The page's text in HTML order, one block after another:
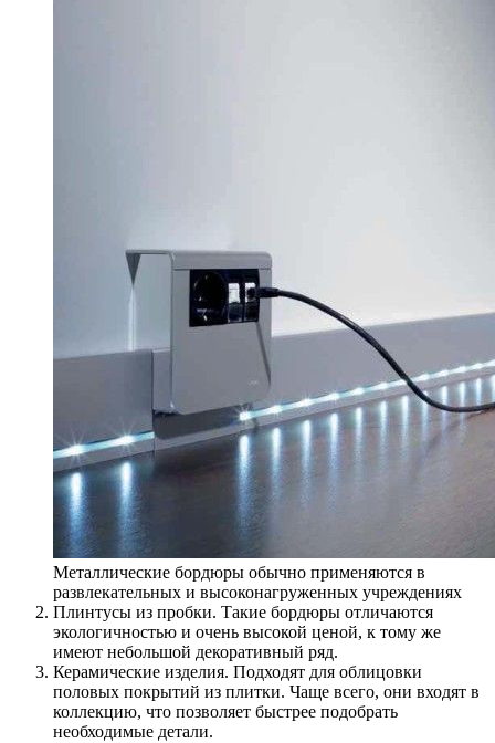
Металлические бордюры обычно применяются в
развлекательных и высоконагруженных учреждениях
Плинтусы из пробки. Такие бордюры отличаются
экологичностью и очень высокой ценой, к тому же
имеют небольшой декоративный ряд.
Керамические изделия. Подходят для облицовки
половых покрытий из плитки. Чаще всего, они входят в
коллекцию, что позволяет быстрее подобрать
необходимые детали.